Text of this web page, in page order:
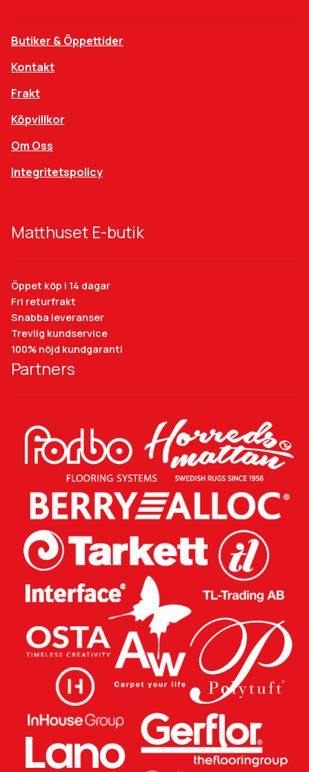
Butiker & Öppettider
Kontakt
Frakt
Köpvillkor
Om Oss
Integritetspolicy
Matthuset E-butik
Öppet köp i 14 dagar
Fri returfrakt
Snabba leveranser
Trevlig kundservice
100% nöjd kundgaranti
Partners